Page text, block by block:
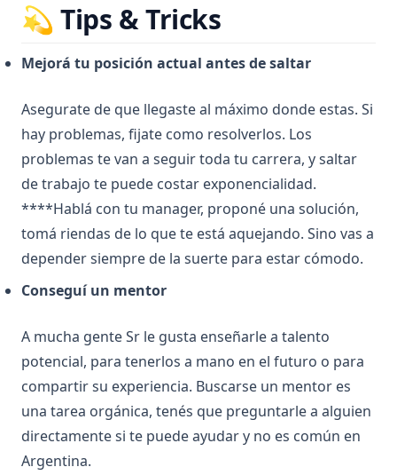
💫 Tips & Tricks
Mejorá tu posición actual antes de saltar
Asegurate de que llegaste al máximo donde estas. Si
hay problemas, fijate como resolverlos. Los
problemas te van a seguir toda tu carrera, y saltar
de trabajo te puede costar exponencialidad.
****Hablá con tu manager, proponé una solución,
tomá riendas de lo que te está aquejando. Sino vas a
depender siempre de la suerte para estar cómodo.
Conseguí un mentor
A mucha gente Sr le gusta enseñarle a talento
potencial, para tenerlos a mano en el futuro o para
compartir su experiencia. Buscarse un mentor es
una tarea orgánica, tenés que preguntarle a alguien
directamente si te puede ayudar y no es común en
Argentina.